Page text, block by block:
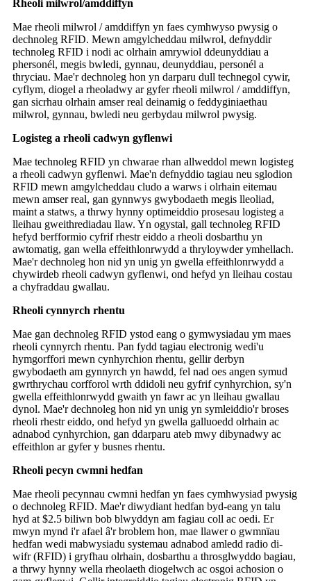
Rheoli milwrol/amddiffyn
Mae rheoli milwrol / amddiffyn yn faes cymhwyso pwysig o
dechnoleg RFID. Mewn amgylcheddau milwrol, defnyddir
technoleg RFID i nodi ac olrhain amrywiol ddeunyddiau a
phersonél, megis bwledi, gynnau, deunyddiau, personél a
thryciau. Mae'r dechnoleg hon yn darparu dull technegol cywir,
cyflym, diogel a rheoladwy ar gyfer rheoli milwrol / amddiffyn,
gan sicrhau olrhain amser real deinamig o feddyginiaethau
milwrol, gynnau, bwledi neu gerbydau milwrol pwysig.
Logisteg a rheoli cadwyn gyflenwi
Mae technoleg RFID yn chwarae rhan allweddol mewn logisteg
a rheoli cadwyn gyflenwi. Mae'n defnyddio tagiau neu sglodion
RFID mewn amgylcheddau cludo a warws i olrhain eitemau
mewn amser real, gan gynnwys gwybodaeth megis lleoliad,
maint a statws, a thrwy hynny optimeiddio prosesau logisteg a
lleihau gweithrediadau llaw. Yn ogystal, gall technoleg RFID
hefyd berfformio cyfrif rhestr eiddo a rheoli dosbarthu yn
awtomatig, gan wella effeithlonrwydd a thryloywder ymhellach.
Mae'r dechnoleg hon nid yn unig yn gwella effeithlonrwydd a
chywirdeb rheoli cadwyn gyflenwi, ond hefyd yn lleihau costau
a chyfraddau gwallau.
Rheoli cynnyrch rhentu
Mae gan dechnoleg RFID ystod eang o gymwysiadau ym maes
rheoli cynnyrch rhentu. Pan fydd tagiau electronig wedi'u
hymgorffori mewn cynhyrchion rhentu, gellir derbyn
gwybodaeth am gynnyrch yn hawdd, fel nad oes angen symud
gwrthrychau corfforol wrth ddidoli neu gyfrif cynhyrchion, sy'n
gwella effeithlonrwydd gwaith yn fawr ac yn lleihau gwallau
dynol. Mae'r dechnoleg hon nid yn unig yn symleiddio'r broses
rheoli rhestr eiddo, ond hefyd yn gwella galluoedd olrhain ac
adnabod cynhyrchion, gan ddarparu ateb mwy dibynadwy ac
effeithlon ar gyfer y busnes rhentu.
Rheoli pecyn cwmni hedfan
Mae rheoli pecynnau cwmni hedfan yn faes cymhwysiad pwysig
o dechnoleg RFID. Mae'r diwydiant hedfan byd-eang yn talu
hyd at $2.5 biliwn bob blwyddyn am fagiau coll ac oedi. Er
mwyn mynd i'r afael â'r broblem hon, mae llawer o gwmnïau
hedfan wedi mabwysiadu systemau adnabod amledd radio di-
wifr (RFID) i gryfhau olrhain, dosbarthu a throsglwyddo bagiau,
a thrwy hynny wella rheolaeth diogelwch ac osgoi achosion o